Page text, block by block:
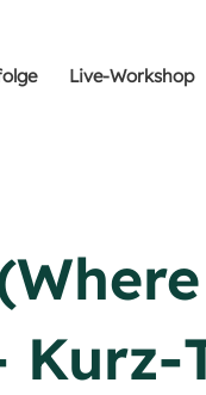
Live-Workshop
Kurz-